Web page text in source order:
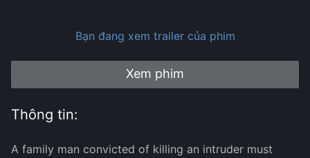
Bạn đang xem trailer của phim
Xem phim
Thông tin:
A family man convicted of killing an intruder must